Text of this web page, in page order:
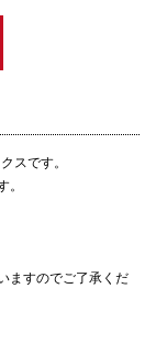
スです。
。
ますのでご了承くだ